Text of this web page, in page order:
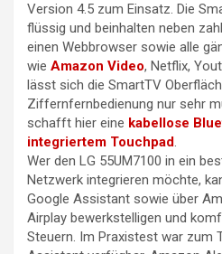
Version 4.5 zum Einsatz. Die
flüssig und beinhalten neben
einen Webbrowser sowie alle
wie Amazon Video, Netflix,
lässt sich die SmartTV
Ziffernfernbedienung nur sehr
schafft hier eine kabellose
integriertem Touchpad.
Wer den LG 55UM7100 in ein
Netzwerk integrieren möchte,
Google Assistant sowie über
Airplay bewerkstelligen und
Steuern. Im Praxistest war zum